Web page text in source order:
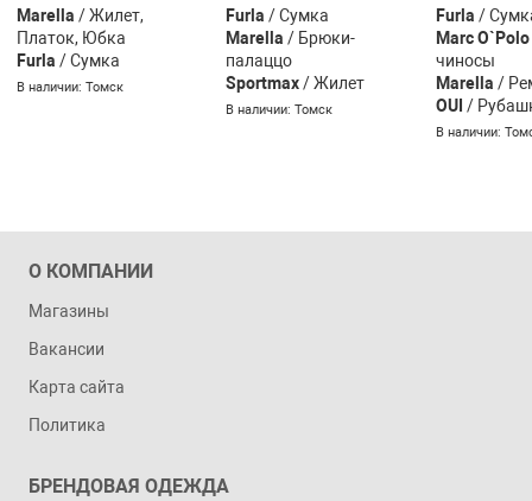
Marella / Жилет,
Платок, Юбка
Furla / Сумка
В наличии: Томск
Furla / Сумка
Marella / Брюки-
палаццо
Sportmax/ Жилет
В наличии: Томск
Furla /
Marc O`Polo
чиносы
Marella /
OUI /
В наличии:
О КОМПАНИИ
Магазины
Вакансии
Карта сайта
Политика
БРЕНДОВАЯ ОДЕЖДА